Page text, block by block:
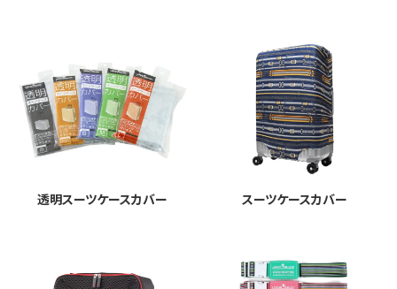
透明スーツケースカバー スーツケースカバー